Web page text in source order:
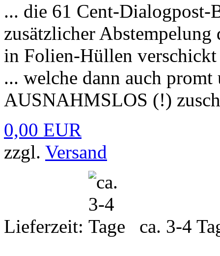
... die 61 Cent-Dialogpost-
zusätzlicher
in Folien-Hüllen
... welche dann auch promt
AUSNAHMSLOS (!)
0,00 EUR
zzgl. Versand
Lieferzeit: ca. 3-4